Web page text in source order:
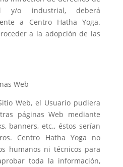
y/o industrial, deberá
a Centro Hatha Yoga.
a la adopción de las
Web
Web, el Usuario pudiera
páginas Web mediante
banners, etc., éstos serían
Centro Hatha Yoga no
humanos ni técnicos para
toda la información,